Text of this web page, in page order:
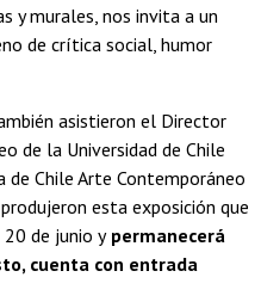
y murales, nos invita a un
de crítica social, humor
asistieron el Director
de la Universidad de Chile
de Chile Arte Contemporáneo
produjeron esta exposición que
de junio ypermanecerá
cuenta con entrada